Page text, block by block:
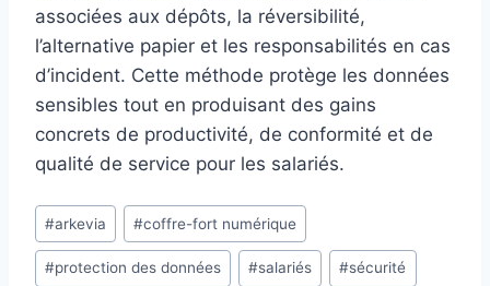
associées aux dépôts, la réversibilité,
l’alternative papier et les responsabilités en cas
d’incident. Cette méthode protège les données
sensibles tout en produisant des gains
concrets de productivité, de conformité et de
qualité de service pour les salariés.
Étiquettes
de
la
#arkevia #coffre-fort numérique
#protection des données #salariés #sécurité